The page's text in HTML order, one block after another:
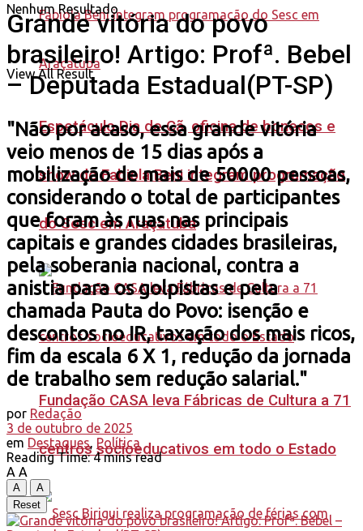
Espetáculo Dia de Cã, oficina de bonecos e
show de Fabiola Beni integram programação
do Sesc em Araçatuba
Fundação CASA leva Fábricas de Cultura a 71
centros socioeducativos em todo o Estado
Nenhum Resultado
View All Result
Grande vitória do povo
brasileiro! Artigo: Profª. Bebel
– Deputada Estadual(PT-SP)
"Não por acaso, essa grande vitória
veio menos de 15 dias após a
mobilização de mais de 50000 pessoas,
considerando o total de participantes
que foram às ruas nas principais
capitais e grandes cidades brasileiras,
pela soberania nacional, contra a
anistia para os golpistas e pela
chamada Pauta do Povo: isenção e
descontos no IR, taxação dos mais ricos,
fim da escala 6 X 1, redução da jornada
de trabalho sem redução salarial."
por Redação
3 de outubro de 2025
em Destaques, Política
Reading Time: 4 mins read
A A
A
A
Reset